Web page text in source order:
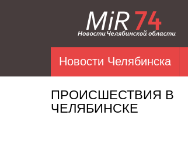
Новости Челябинска
ПРОИСШЕСТВИЯ В
ЧЕЛЯБИНСКЕ